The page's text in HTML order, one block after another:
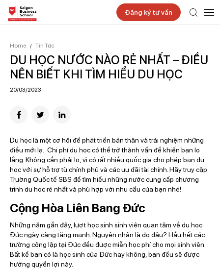
Đăng ký tư vấn
Home / Tin Tức
DU HỌC NƯỚC NÀO RẺ NHẤT – ĐIỀU
NÊN BIẾT KHI TÌM HIỂU DU HỌC
20/03/2023
Du học là một cơ hội để phát triển bản thân và trải nghiệm những
điều mới lạ. Chi phí du học có thể trở thành vấn đề khiến bạn lo
lắng. Không cần phải lo, vì có rất nhiều quốc gia cho phép bạn du
học với sự hỗ trợ từ chính phủ và các ưu đãi tài chính. Hãy truy cập
Trường Quốc tế SBS để tìm hiểu những nước cung cấp chương
trình du học rẻ nhất và phù hợp với nhu cầu của bạn nhé!
Cộng Hòa Liên Bang Đức
Những năm gần đây, lượt học sinh sinh viên quan tâm về du học
Đức ngày càng tăng mạnh. Nguyên nhân là do đâu? Hầu hết các
trường công lập tại Đức đều được miễn học phí cho mọi sinh viên.
Bất kể bạn có là học sinh của Đức hay không, bạn đều sẽ được
hưởng quyền lợi này.